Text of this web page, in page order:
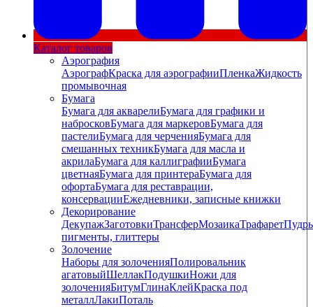
Каталог товаров
Аэрография
АэрографКраска для аэрографииПленкаЖидкость
промывочная
Бумага
Бумага для акварелиБумага для графики и
набросковБумага для маркеровБумага для
пастелиБумага для черченияБумага для
смешанных техникБумага для масла и
акрилаБумага для каллиграфииБумага
цветнаяБумага для принтераБумага для
офортаБумага для реставрации,
консервацииЕжедневники, записные книжки
Декорирование
ДекупажЗаготовкиТрансферМозаикаТрафарет
пигменты, глиттеры
Золочение
Наборы для золоченияПолировальник
агатовыйШеллакПодушкиНожи для
золоченияБитумГлинаКлейКраска под
металлЛакиПоталь